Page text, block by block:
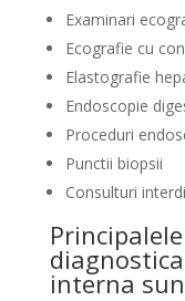
Examinari
Ecografie cu
Elastografie
Endoscopie
Proceduri
Punctii biopsii
Consulturi
interna